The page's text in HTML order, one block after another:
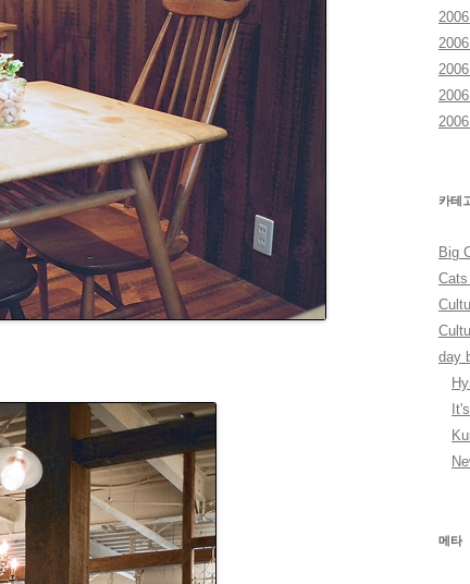
카테
Big
day
메타